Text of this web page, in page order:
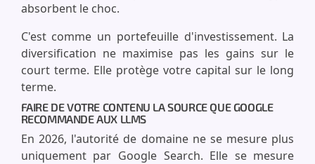
absorbent le choc.
C'est comme un portefeuille d'investissement. La
diversification ne maximise pas les gains sur le
court terme. Elle protège votre capital sur le long
terme.
FAIRE DE VOTRE CONTENU LA SOURCE QUE GOOGLE
RECOMMANDE AUX LLMS
En 2026, l'autorité de domaine ne se mesure plus
uniquement par Google Search. Elle se mesure